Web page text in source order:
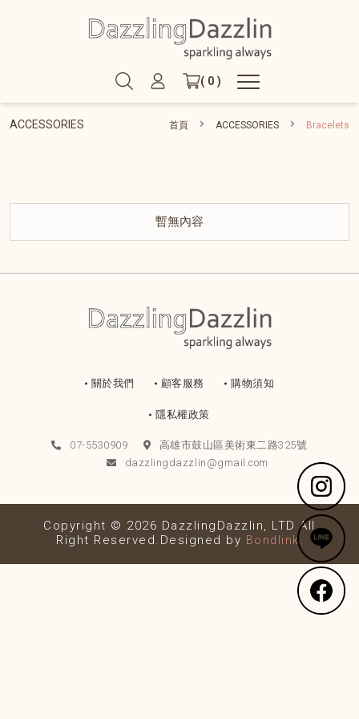
( 0 )
ACCESSORIES 首頁 ACCESSORIES Bracelets
暫無內容
關於我們 顧客服務 購物須知
隱私權政策
07-5530909
高雄市鼓山區美術東二路325號
dazzlingdazzlin@gmail.com
Copyright © 2026 DazzlingDazzlin, LTD All
Right Reserved.Designed by Bondlink.